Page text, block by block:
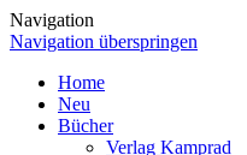
Navigation
Navigation überspringen
Home
Neu
Bücher
Verlag Kamprad